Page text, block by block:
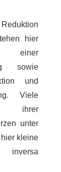
hier
einer
sowie
und
Viele
ihrer
unter
kleine